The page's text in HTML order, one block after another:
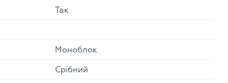
Так
Моноблок
Cрібний